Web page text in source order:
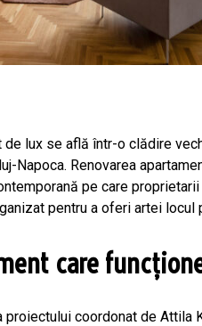
de lux se află într-o clădire
Napoca. Renovarea
pe care
pentru a oferi artei locul
care
proiectului coordonat de